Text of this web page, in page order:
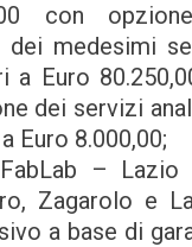
con
dei medesimi
a Euro
dei servizi
Euro 8.000,00;
– Lazio
Zagarolo e
a base di